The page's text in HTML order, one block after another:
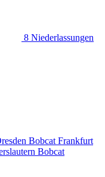
8 Niederlassungen
Bobcat Frankfurt
Bobcat